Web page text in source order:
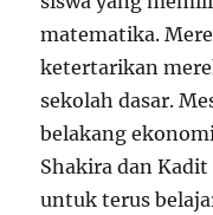
matematika.
ketertarikan
sekolah dasar.
belakang
Shakira dan
untuk terus